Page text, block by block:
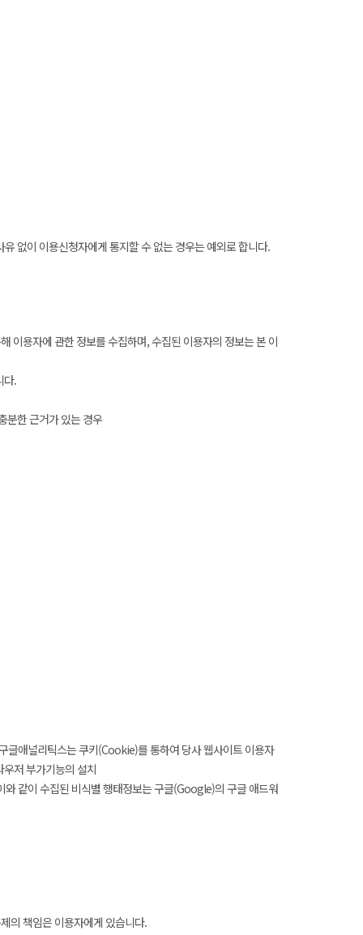
없이 이용신청자에게 통지할 수 없는 경우는 예외로 합니다.
이용자에 관한 정보를 수집하며, 수집된 이용자의 정보는 본 이
다.
분한 근거가 있는 경우
글애널리틱스는 쿠키(Cookie)를 통하여 당사 웹사이트 이용자
저 부가기능의 설치
같이 수집된 비식별 행태정보는 구글(Google)의 구글 애드워
의 책임은 이용자에게 있습니다.